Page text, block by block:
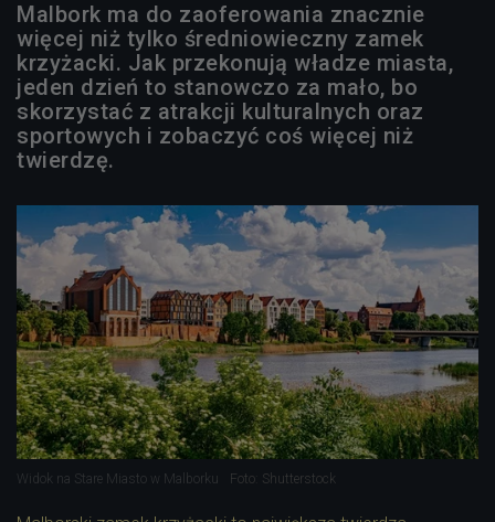
Malbork ma do zaoferowania znacznie
więcej niż tylko średniowieczny zamek
krzyżacki. Jak przekonują władze miasta,
jeden dzień to stanowczo za mało, bo
skorzystać z atrakcji kulturalnych oraz
sportowych i zobaczyć coś więcej niż
twierdzę.
Widok na Stare Miasto w Malborku Foto: Shutterstock